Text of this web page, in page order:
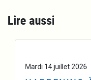
Lire aussi
Mardi 14 juillet 2026